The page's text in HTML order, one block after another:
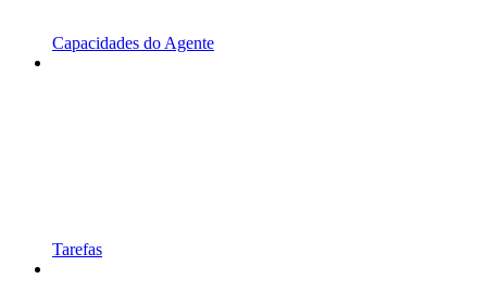
Capacidades do Agente
Tarefas